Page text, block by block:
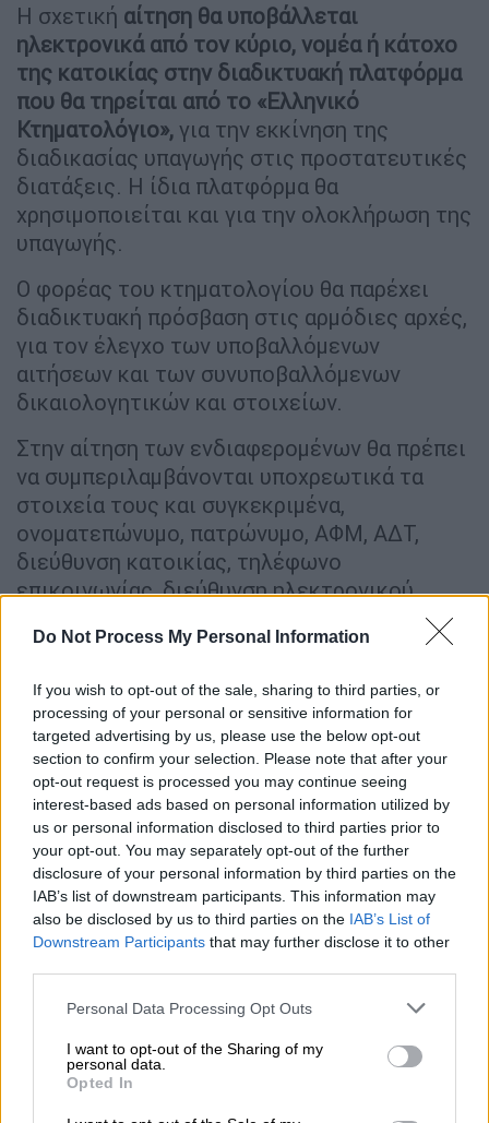
Do Not Process My Personal Information
If you wish to opt-out of the sale, sharing to third parties, or
processing of your personal or sensitive information for
targeted advertising by us, please use the below opt-out
section to confirm your selection. Please note that after your
opt-out request is processed you may continue seeing
interest-based ads based on personal information utilized by
us or personal information disclosed to third parties prior to
your opt-out. You may separately opt-out of the further
disclosure of your personal information by third parties on the
IAB’s list of downstream participants. This information may
also be disclosed by us to third parties on the IAB’s List of
Downstream Participants that may further disclose it to other
Please note that this website/app uses one or more Google
not limited to your visit or usage behaviour. You may click to
grant or deny consent to Google and its third-party tags to
use your data for below specified purposes in below Google
consent section.
Personal Data Processing Opt Outs
I want to opt-out of the Sharing of my
personal data.
Opted In
Η σχετική αίτηση θα υποβάλλεται
ηλεκτρονικά από τον κύριο, νομέα ή κάτοχο
της κατοικίας στην διαδικτυακή πλατφόρμα
που θα τηρείται από το «Ελληνικό
Κτηματολόγιο», για την εκκίνηση της
διαδικασίας υπαγωγής στις προστατευτικές
διατάξεις. Η ίδια πλατφόρμα θα
χρησιμοποιείται και για την ολοκλήρωση της
υπαγωγής.
Ο φορέας του κτηματολογίου θα παρέχει
διαδικτυακή πρόσβαση στις αρμόδιες αρχές,
για τον έλεγχο των υποβαλλόμενων
αιτήσεων και των συνυποβαλλόμενων
δικαιολογητικών και στοιχείων.
Στην αίτηση των ενδιαφερομένων θα πρέπει
να συμπεριλαμβάνονται υποχρεωτικά τα
στοιχεία τους και συγκεκριμένα,
ονοματεπώνυμο, πατρώνυμο, ΑΦΜ, ΑΔΤ,
διεύθυνση κατοικίας, τηλέφωνο
επικοινωνίας, διεύθυνση ηλεκτρονικού
πληρεξούσιου/νομίμου αντιπροσώπου/
διεύθυνση μόνιμης κατοικίας ή διαμονής στο
εξωτερικό, το είδος του επικαλούμενου
δικαιώματος, ο αριθμός πρωτοκόλλου της
αίτησης διόρθωσης προδήλου σφάλματος
του δασικού χάρτη, των αντιρρήσεων, της
αιτήσεως ακύρωσης ή οποιουδήποτε άλλου
διοικητικού ή ένδικου βοηθήματος, με το
οποίο οι αιτούντες αμφισβητούν ότι η
ιδιοκτησία τους έχει δασικό χαρακτήρα ή
εμπίπτει σε χορτολιβαδική έκταση, εφόσον
της κατοικίας, στην οποία αφορά η αίτηση,
και των κατασκευών που την συνοδεύουν,
ως προς την κάλυψη, τη δομημένη επιφάνεια
και το ύψος, οι γεωγραφικές συντεταγμένες